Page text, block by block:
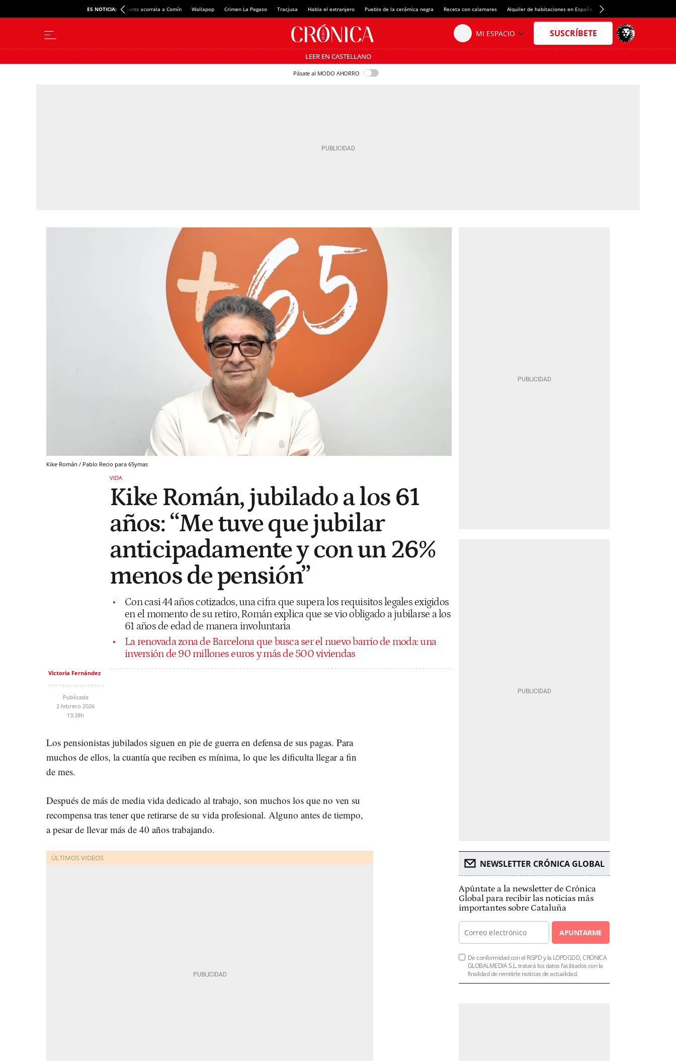
ES NOTICIA: Junts acorrala a Comín Wallapop Crimen La Pegaso Tracjusa Habla el extranjero Pueblo de la cerámica negra Receta con calamares Alquiler de habitaciones en España Crédito del Spotify Camp Nou
LEER EN CASTELLANO
Pásate al MODO AHORRO
Kike Román / Pablo Recio para 65ymas
VIDA
Kike Román, jubilado a los 61
años: “Me tuve que jubilar
anticipadamente y con un 26%
menos de pensión”
Con casi 44 años cotizados, una cifra que supera los requisitos legales exigidos
en el momento de su retiro, Román explica que se vio obligado a jubilarse a los
61 años de edad de manera involuntaria
La renovada zona de Barcelona que busca ser el nuevo barrio de moda: una
inversión de 90 millones euros y más de 500 viviendas
Victoria Fernández
Publicada
2 febrero 2026
13:38h
Los pensionistas jubilados siguen en pie de guerra en defensa de sus pagas. Para
muchos de ellos, la cuantía que reciben es mínima, lo que les dificulta llegar a fin
de mes.
Después de más de media vida dedicado al trabajo, son muchos los que no ven su
recompensa tras tener que retirarse de su vida profesional. Alguno antes de tiempo,
a pesar de llevar más de 40 años trabajando.
NEWSLETTER CRÓNICA GLOBAL
Apúntate a la newsletter de Crónica
Global para recibir las noticias más
importantes sobre Cataluña
APUNTARME
De conformidad con el RGPD y la LOPDGDD, CRÓNICA
GLOBALMEDIA S.L. tratará los datos facilitados con la
finalidad de remitirle noticias de actualidad.